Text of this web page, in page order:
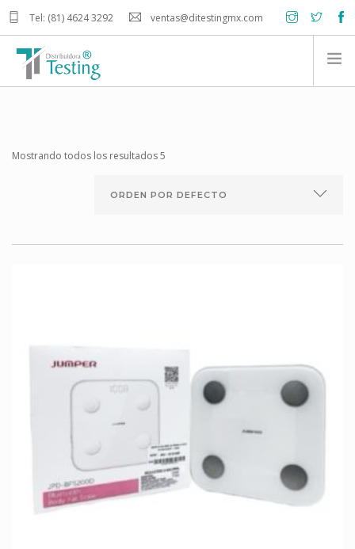
Tel: (81) 4624 3292 ventas@ditestingmx.com
Mostrando todos los resultados 5